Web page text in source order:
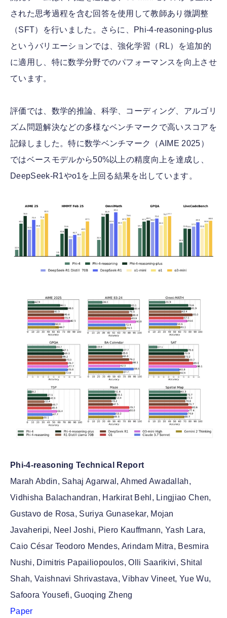
された思考過程を含む回答を使用して教師あり微調整
（SFT）を行いました。さらに、Phi-4-reasoning-plus
というバリエーションでは、強化学習（RL）を追加的
に適用し、特に数学分野でのパフォーマンスを向上させ
ています。
評価では、数学的推論、科学、コーディング、アルゴリ
ズム問題解決などの多様なベンチマークで高いスコアを
記録しました。特に数学ベンチマーク（AIME 2025）
ではベースモデルから50%以上の精度向上を達成し、
DeepSeek-R1やo1を上回る結果を出しています。
Phi-4-reasoning Technical Report
Marah Abdin, Sahaj Agarwal, Ahmed Awadallah,
Vidhisha Balachandran, Harkirat Behl, Lingjiao Chen,
Gustavo de Rosa, Suriya Gunasekar, Mojan
Javaheripi, Neel Joshi, Piero Kauffmann, Yash Lara,
Caio César Teodoro Mendes, Arindam Mitra, Besmira
Nushi, Dimitris Papailiopoulos, Olli Saarikivi, Shital
Shah, Vaishnavi Shrivastava, Vibhav Vineet, Yue Wu,
Safoora Yousefi, Guoqing Zheng
Paper